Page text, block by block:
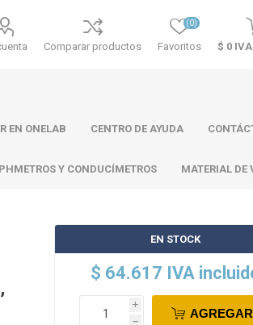
Comparar productos Favoritos
(0)
$ 0
Atago
EN ONELAB CENTRO DE AYUDA
Y CONDUCÍMETROS MATERIAL DE
EN STOCK
$ 64.617 IVA
i
h
AGREGAR